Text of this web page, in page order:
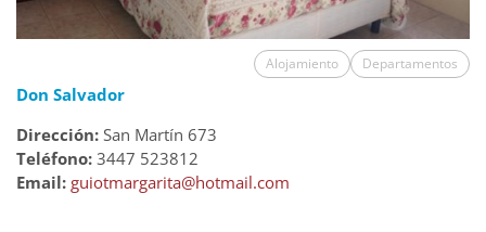
Alojamiento Departamentos
Don Salvador
Dirección: San Martín 673
Teléfono: 3447 523812
Email: guiotmargarita@hotmail.com